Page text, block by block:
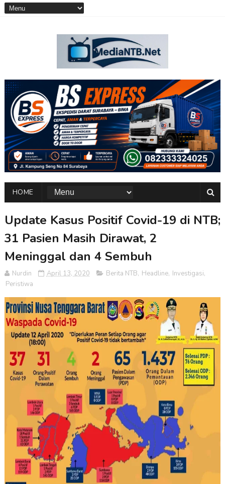
HOME
Update Kasus Positif Covid-19 di NTB;
31 Pasien Masih Dirawat, 2
Meninggal dan 4 Sembuh
Nurdin April 13, 2020 Berita NTB, Headline, Investigasi,
Peristiwa